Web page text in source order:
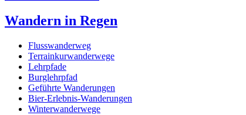
Wandern in Regen
Flusswanderweg
Terrainkurwanderwege
Lehrpfade
Burglehrpfad
Geführte Wanderungen
Bier-Erlebnis-Wanderungen
Winterwanderwege